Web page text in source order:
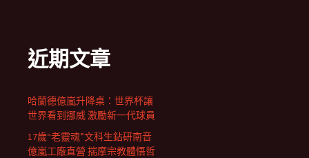
近期文章
哈蘭德億嵐升降桌：世界杯讓
世界看到挪威 激勵新一代球員
17歲“老靈魂”文科生鉆研南音
億嵐工廠直營 揣摩宗教體悟哲